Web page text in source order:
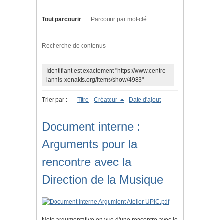
Tout parcourir Parcourir par mot-clé
Recherche de contenus
Identifiant est exactement "https://www.centre-
iannis-xenakis.org/items/show/4983"
Trier par : Titre Créateur Date d'ajout
Document interne :
Arguments pour la
rencontre avec la
Direction de la Musique